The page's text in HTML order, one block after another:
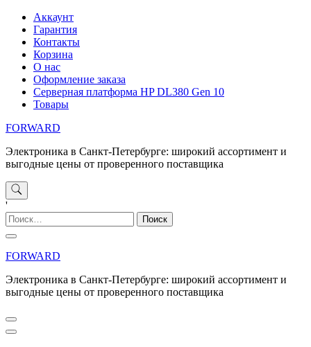
Перейти
содержимому
Аккаунт
Гарантия
Контакты
Корзина
О нас
Оформление заказа
Серверная платформа HP DL380 Gen 10
Товары
FORWARD
Электроника в Санкт-Петербурге: широкий ассортимент и
выгодные цены от проверенного поставщика
'
Найти:
FORWARD
Электроника в Санкт-Петербурге: широкий ассортимент и
выгодные цены от проверенного поставщика